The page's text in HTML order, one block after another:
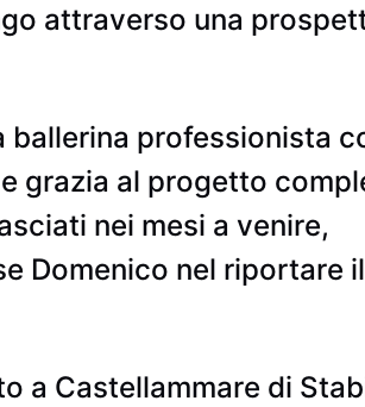
attraverso una
professionista
grazia al progetto
nei mesi a venire,
Domenico nel riportare
a Castellammare di